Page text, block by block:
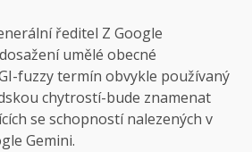
ředitel Z Google
umělé obecné
fuzzy termín obvykle používaný
chytrostí-bude znamenat
se schopností nalezených v
Gemini.